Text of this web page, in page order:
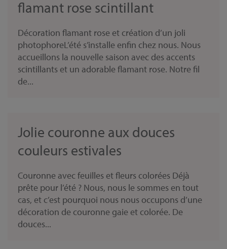
flamant rose scintillant
Décoration flamant rose et création d’un joli
photophoreL’été s’installe enfin chez nous. Nous
accueillons la nouvelle saison avec des accents
scintillants et un adorable flamant rose. Notre fil
de...
Jolie couronne aux douces
couleurs estivales
Couronne avec feuilles et fleurs colorées Déjà
prête pour l’été ? Nous, nous le sommes en tout
cas, et c’est pourquoi nous nous occupons d’une
décoration de couronne gaie et colorée. De
douces...